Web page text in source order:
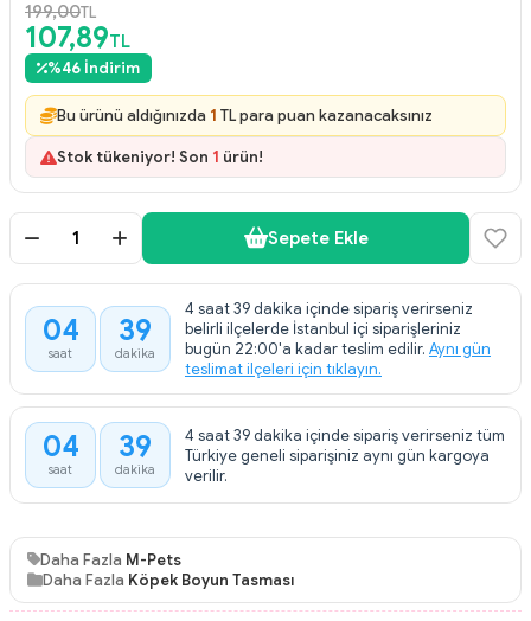
199,00TL
107,89TL
%46 İndirim
Bu ürünü aldığınızda 1 TL para puan kazanacaksınız
Stok tükeniyor! Son 1 ürün!
Sepete Ekle
04
saat
39
dakika
4 saat 39 dakika içinde sipariş verirseniz
belirli ilçelerde İstanbul içi siparişleriniz
bugün 22:00'a kadar teslim edilir. Aynı gün
teslimat ilçeleri için tıklayın.
04
saat
39
dakika
4 saat 39 dakika içinde sipariş verirseniz tüm
Türkiye geneli siparişiniz aynı gün kargoya
verilir.
Daha Fazla M-Pets
Daha Fazla Köpek Boyun Tasması